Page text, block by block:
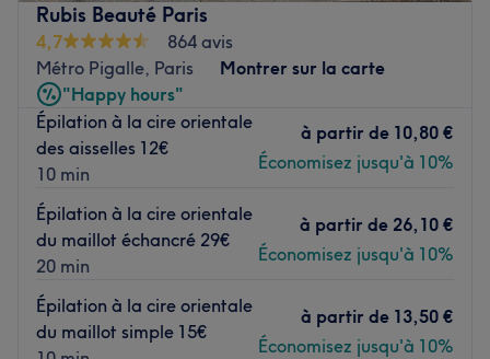
Rubis Beauté Paris
4,7
864 avis
Métro Pigalle, Paris
Montrer sur la carte
"Happy hours"
Épilation à la cire orientale
des aisselles 12€
10 min
à partir de 10,80 €
Économisez jusqu'à 10%
Épilation à la cire orientale
du maillot échancré 29€
20 min
à partir de 26,10 €
Économisez jusqu'à 10%
Épilation à la cire orientale
du maillot simple 15€
à partir de 13,50 €
Économisez jusqu'à 10%